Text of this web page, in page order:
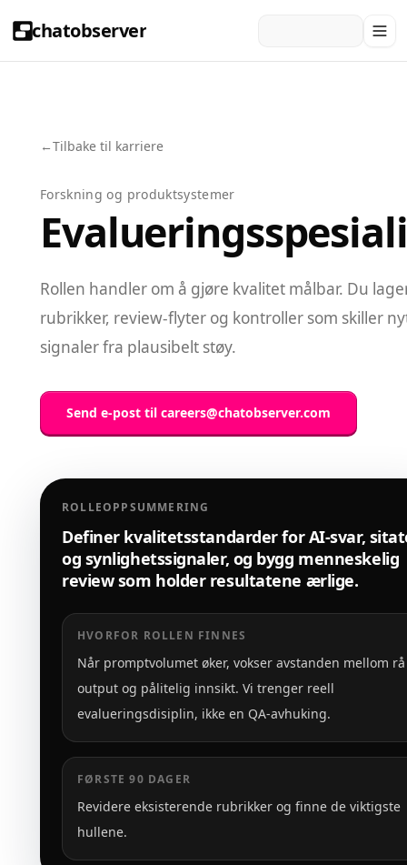
chatobserver
←Tilbake til karriere
Forskning og produktsystemer
Rollen handler om å gjøre kvalitet målbar. Du
rubrikker, review-flyter og kontroller som skiller
signaler fra plausibelt støy.
Send e-post til careers@chatobserver.com
ROLLEOPPSUMMERING
Definer kvalitetsstandarder for AI-svar,
og synlighetssignaler, og bygg menneskelig
review som holder resultatene ærlige.
HVORFOR ROLLEN FINNES
Når promptvolumet øker, vokser avstanden mellom rå
output og pålitelig innsikt. Vi trenger reell
evalueringsdisiplin, ikke en QA-avhuking.
FØRSTE 90 DAGER
Revidere eksisterende rubrikker og finne de viktigste
hullene.